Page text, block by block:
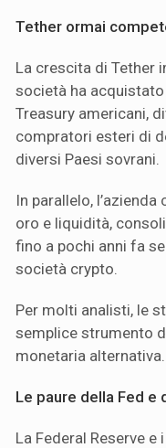
Tether ormai
La crescita di Tether
società ha
Treasury americani,
compratori esteri di
diversi Paesi sovrani.
In parallelo,
oro e liquidità,
fino a pochi anni fa
società crypto.
Per molti analisti, le
semplice strumento
monetaria alternativa.
Le paure della Fed e
La Federal Reserve